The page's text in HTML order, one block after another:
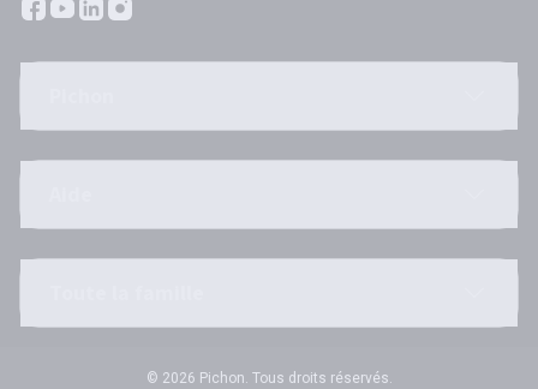
© 2026 Pichon. Tous droits réservés.